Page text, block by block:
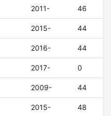
2011- 46
2015- 44
2016- 44
2017- 0
2009- 44
2015- 48